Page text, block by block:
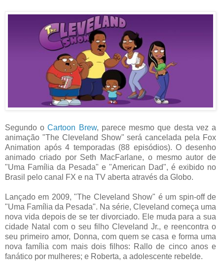
Segundo oCartoon Brew, parece mesmo que desta vez a
animação "The Cleveland Show" será cancelada pela Fox
Animation após 4 temporadas (88 episódios). O desenho
animado criado por Seth MacFarlane, o mesmo autor de
"Uma Família da Pesada" e "American Dad", é exibido no
Brasil pelo canal FX e na TV aberta através da Globo.
Lançado em 2009, "The Cleveland Show" é um spin-off de
"Uma Família da Pesada". Na série, Cleveland começa uma
nova vida depois de se ter divorciado. Ele muda para a sua
cidade Natal com o seu filho Cleveland Jr., e reencontra o
seu primeiro amor, Donna, com quem se casa e forma uma
nova família com mais dois filhos: Rallo de cinco anos e
fanático por mulheres; e Roberta, a adolescente rebelde.